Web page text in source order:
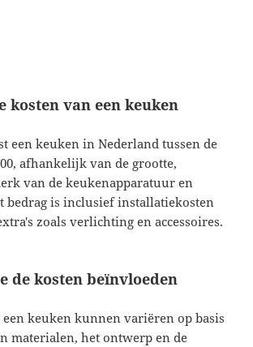
kosten van een keuken
een keuken in Nederland tussen de
afhankelijk van de grootte,
van de keukenapparatuur en
bedrag is inclusief installatiekosten
zoals verlichting en accessoires.
de kosten beïnvloeden
een keuken kunnen variëren op basis
materialen, het ontwerp en de